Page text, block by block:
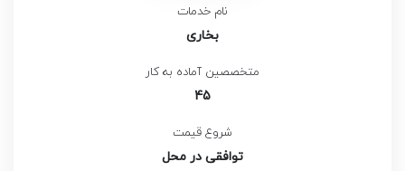
نام خدمات
بخاری
متخصصین آماده به کار
45
شروع قیمت
توافقی در محل